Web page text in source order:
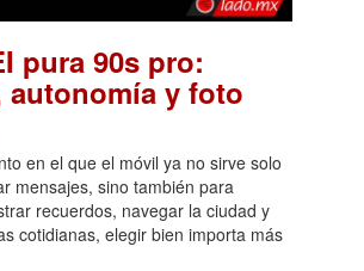
pura 90s pro:
autonomía y foto
en el que el móvil ya no sirve solo
mensajes, sino también para
recuerdos, navegar la ciudad y
cotidianas, elegir bien importa más